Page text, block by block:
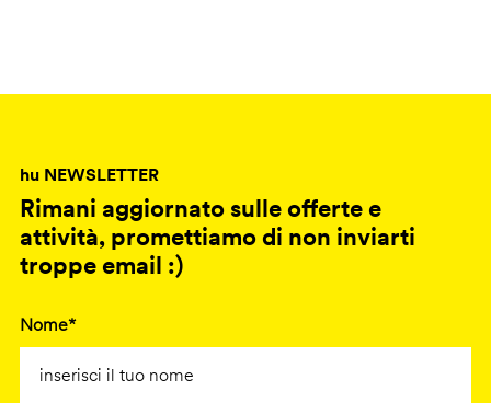
hu NEWSLETTER
Rimani aggiornato sulle offerte e
attività, promettiamo di non inviarti
troppe email :)
Nome*